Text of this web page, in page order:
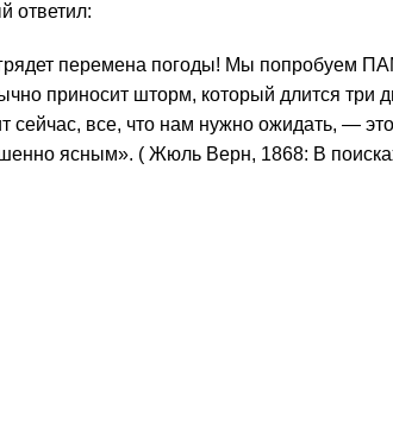
ответил:
грядет перемена погоды! Мы
приносит шторм, который длится три
сейчас, все, что нам нужно ожидать, —
ясным». ( Жюль Верн, 1868: В